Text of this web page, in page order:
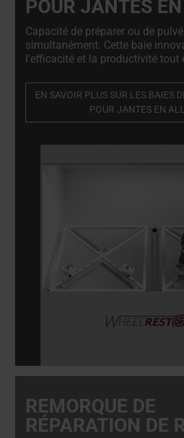
POUR JANTES
Capacité de préparer ou de
simultanément. Cette baie
l'efficacité et la productivité tout
possibilité de s'étendre en une
fermée, s'adaptant ainsi
de vos besoins. La cabine de
conçue pour une efficacité
EN SAVOIR PLUS SUR LES BAIES
POUR JANTES EN
REMORQUE DE
RÉPARATION DE